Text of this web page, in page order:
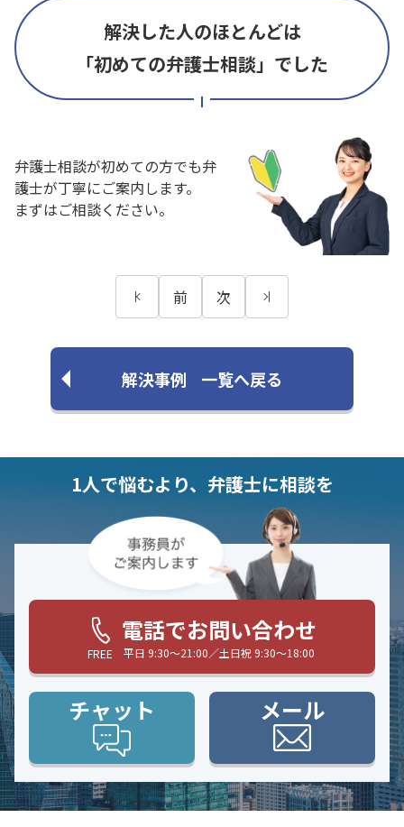
解決した人のほとんどは
「初めての弁護士相談」でした
弁護士相談が初めての方でも弁
護士が丁寧にご案内します。
まずはご相談ください。
前 次
解決事例 一覧へ戻る
1人で悩むより、弁護士に相談を
FREE
電話でお問い合わせ
平日 9:30〜21:00／土日祝 9:30〜18:00
チャット メール